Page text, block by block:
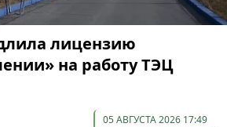
лицензию
на работу ТЭЦ
05 АВГУСТА 2026 17:49